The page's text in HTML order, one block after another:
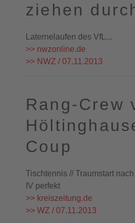
ziehen
Laternelaufen des VfL...
>> nwzonline.de
>> NWZ / 07.11.2013
Rang-Crew
Coup
Tischtennis // Traumstart
IV perfekt
>> kreiszeitung.de
>> WZ / 07.11.2013